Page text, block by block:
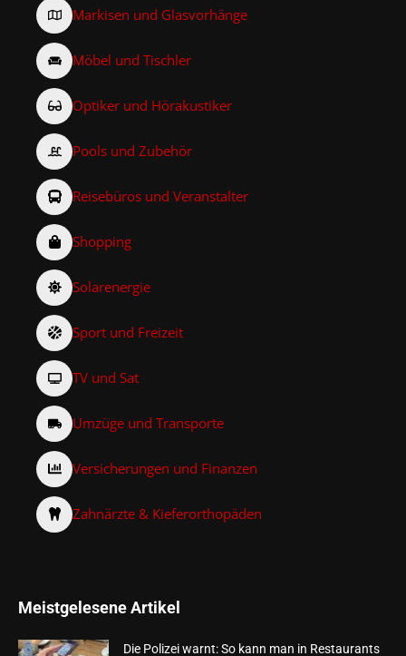
Markisen und Glasvorhänge
Möbel und Tischler
Optiker und Hörakustiker
Pools und Zubehör
Reisebüros und Veranstalter
Shopping
Solarenergie
Sport und Freizeit
TV und Sat
Umzüge und Transporte
Versicherungen und Finanzen
Zahnärzte & Kieferorthopäden
Meistgelesene Artikel
Die Polizei warnt: So kann man in Restaurants